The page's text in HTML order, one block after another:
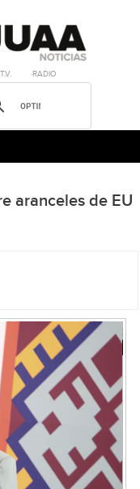
·RADIO
aranceles de EU